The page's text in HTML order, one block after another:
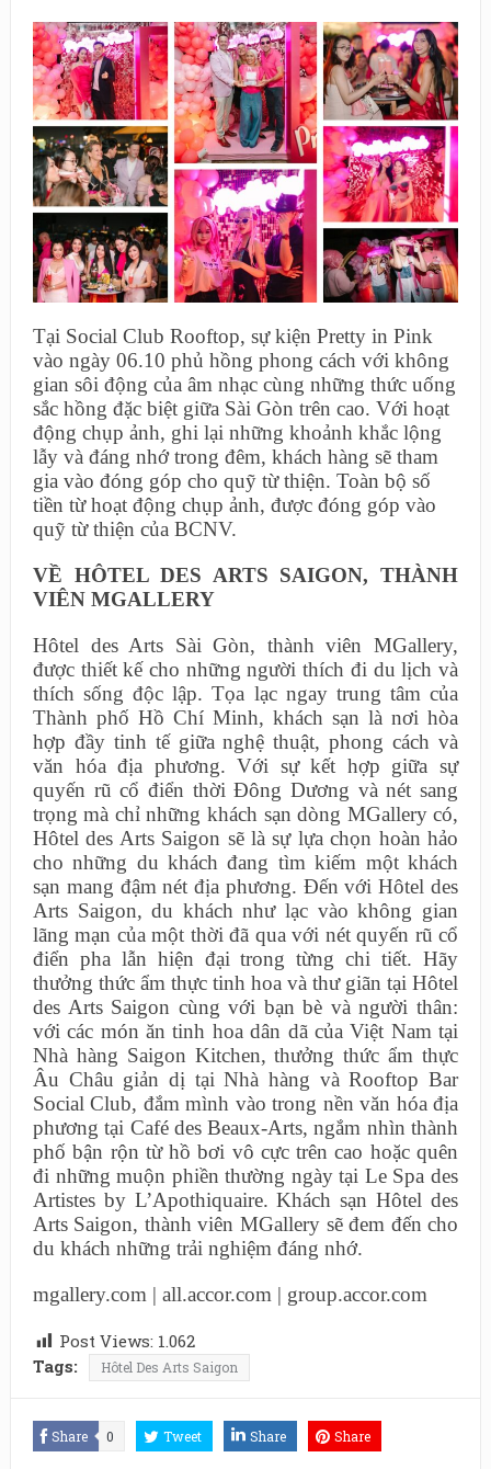
Tại Social Club Rooftop, sự kiện Pretty in Pink
vào ngày 06.10 phủ hồng phong cách với không
gian sôi động của âm nhạc cùng những thức uống
sắc hồng đặc biệt giữa Sài Gòn trên cao. Với hoạt
động chụp ảnh, ghi lại những khoảnh khắc lộng
lẫy và đáng nhớ trong đêm, khách hàng sẽ tham
gia vào đóng góp cho quỹ từ thiện. Toàn bộ số
tiền từ hoạt động chụp ảnh, được đóng góp vào
quỹ từ thiện của BCNV.
VỀ HÔTEL DES ARTS SAIGON, THÀNH
VIÊN MGALLERY
Hôtel des Arts Sài Gòn, thành viên MGallery,
được thiết kế cho những người thích đi du lịch và
thích sống độc lập. Tọa lạc ngay trung tâm của
Thành phố Hồ Chí Minh, khách sạn là nơi hòa
hợp đầy tinh tế giữa nghệ thuật, phong cách và
văn hóa địa phương. Với sự kết hợp giữa sự
quyến rũ cổ điển thời Đông Dương và nét sang
trọng mà chỉ những khách sạn dòng MGallery có,
Hôtel des Arts Saigon sẽ là sự lựa chọn hoàn hảo
cho những du khách đang tìm kiếm một khách
sạn mang đậm nét địa phương. Đến với Hôtel des
Arts Saigon, du khách như lạc vào không gian
lãng mạn của một thời đã qua với nét quyến rũ cổ
điển pha lẫn hiện đại trong từng chi tiết. Hãy
thưởng thức ẩm thực tinh hoa và thư giãn tại Hôtel
des Arts Saigon cùng với bạn bè và người thân:
với các món ăn tinh hoa dân dã của Việt Nam tại
Nhà hàng Saigon Kitchen, thưởng thức ẩm thực
Âu Châu giản dị tại Nhà hàng và Rooftop Bar
Social Club, đắm mình vào trong nền văn hóa địa
phương tại Café des Beaux-Arts, ngắm nhìn thành
phố bận rộn từ hồ bơi vô cực trên cao hoặc quên
đi những muộn phiền thường ngày tại Le Spa des
Artistes by L’Apothiquaire. Khách sạn Hôtel des
Arts Saigon, thành viên MGallery sẽ đem đến cho
du khách những trải nghiệm đáng nhớ.
mgallery.com | all.accor.com | group.accor.com
Post Views: 1.062
Tags:
Hôtel Des Arts Saigon
Share 0 Tweet Share Share